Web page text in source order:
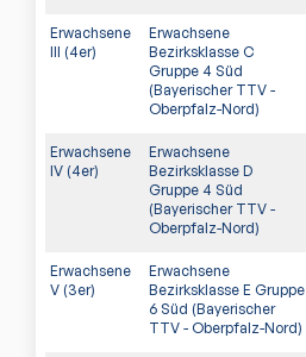
Erwachsene
III (4er)
Erwachsene
Bezirksklasse C
Gruppe 4 Süd
(Bayerischer TTV -
Oberpfalz-Nord)
Erwachsene
IV (4er)
Erwachsene
Bezirksklasse D
Gruppe 4 Süd
(Bayerischer TTV -
Oberpfalz-Nord)
Erwachsene
V (3er)
Erwachsene
Bezirksklasse E Gruppe
6 Süd (Bayerischer
TTV - Oberpfalz-Nord)